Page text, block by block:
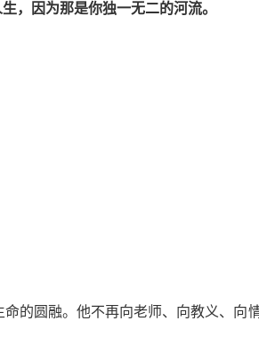
，因为那是你独一无二的河流。
的圆融。他不再向老师、向教义、向